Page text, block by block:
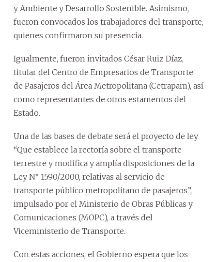
y Ambiente y Desarrollo Sostenible. Asimismo,
fueron convocados los trabajadores del transporte,
quienes confirmaron su presencia.
Igualmente, fueron invitados César Ruiz Díaz,
titular del Centro de Empresarios de Transporte
de Pasajeros del Área Metropolitana (Cetrapam), así
como representantes de otros estamentos del
Estado.
Una de las bases de debate será el proyecto de ley
“Que establece la rectoría sobre el transporte
terrestre y modifica y amplía disposiciones de la
Ley N° 1590/2000, relativas al servicio de
transporte público metropolitano de pasajeros”,
impulsado por el Ministerio de Obras Públicas y
Comunicaciones (MOPC), a través del
Viceministerio de Transporte.
Con estas acciones, el Gobierno espera que los